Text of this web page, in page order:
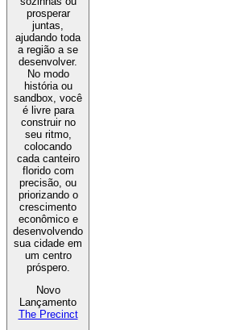
prosperar
juntas,
ajudando toda
a região a se
desenvolver.
No modo
história ou
sandbox, você
é livre para
construir no
seu ritmo,
colocando
cada canteiro
florido com
precisão, ou
priorizando o
crescimento
econômico e
desenvolvendo
sua cidade em
um centro
próspero.
Novo
Lançamento
The Precinct